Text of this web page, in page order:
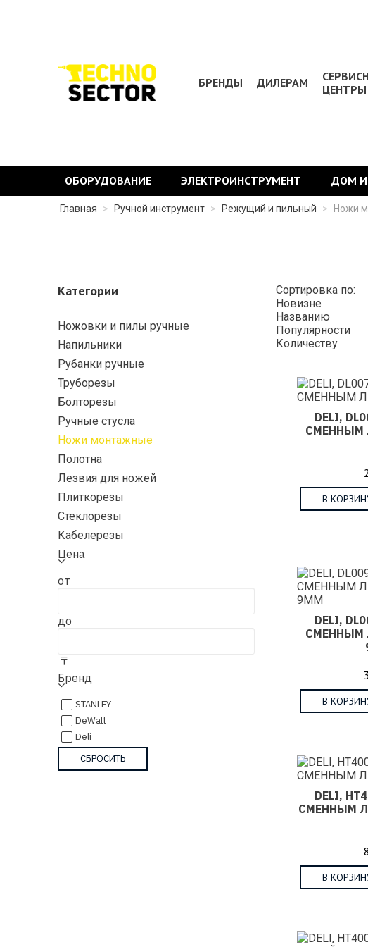
БРЕНДЫ ДИЛЕРАМ
ЦЕНТРЫ
ОБОРУДОВАНИЕ ЭЛЕКТРОИНСТРУМЕНТ ДОМ И
Главная > Ручной инструмент > Режущий и пильный > Ножи
Категории
Ножовки и пилы ручные
Напильники
Рубанки ручные
Труборезы
Болторезы
Ручные стусла
Ножи монтажные
Полотна
Лезвия для ножей
Плиткорезы
Стеклорезы
Кабелерезы
Цена
от
до
₸
Бренд
STANLEY
DeWalt
Deli
Сортировка по:
Новизне
Названию
Популярности
Количеству
DELI,
СМЕННЫМ
В
DELI,
СМЕННЫМ
В
DELI,
СМЕННЫМ
В